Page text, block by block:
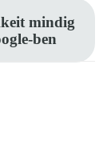
mindig
ben